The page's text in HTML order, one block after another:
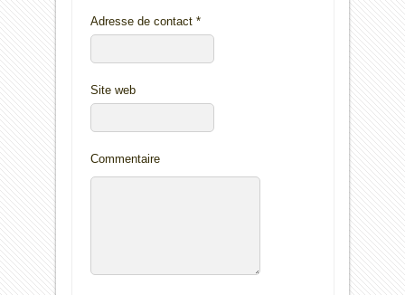
Adresse de contact *
Site web
Commentaire